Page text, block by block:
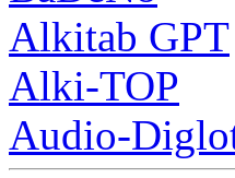
Alkitab GPT
Alki-TOP
Audio-